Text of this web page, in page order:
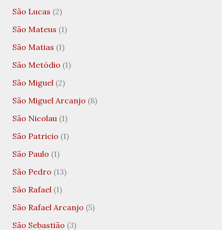
São Lucas (2)
São Mateus (1)
São Matias (1)
São Metódio (1)
São Miguel(2)
São Miguel Arcanjo (8)
São Nicolau(1)
São Patricio (1)
São Paulo (1)
São Pedro (13)
São Rafael(1)
São Rafael Arcanjo (5)
São Sebastião (3)